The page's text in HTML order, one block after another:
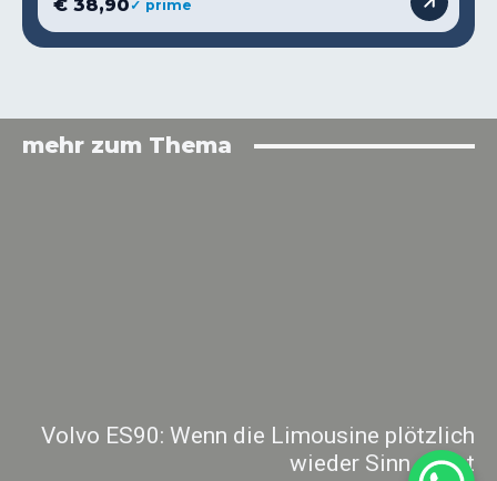
€ 38,90✓ prime
mehr zum Thema
Volvo ES90: Wenn die Limousine plötzlich
wieder Sinn ergibt